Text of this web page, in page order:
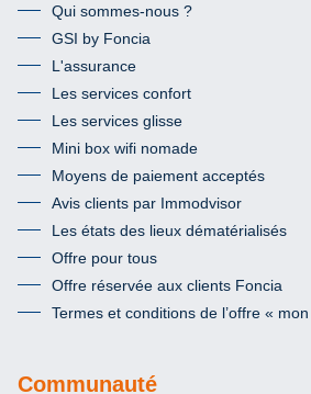
Qui sommes-nous ?
GSI by Foncia
L'assurance
Les services confort
Les services glisse
Mini box wifi nomade
Moyens de paiement acceptés
Avis clients par Immodvisor
Les états des lieux dématérialisés
Offre pour tous
Offre réservée aux clients Foncia
Termes et conditions de l’offre «
Communauté